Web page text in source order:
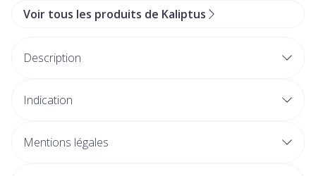
Voir tous les produits de Kaliptus
Description
Indication
Mentions légales